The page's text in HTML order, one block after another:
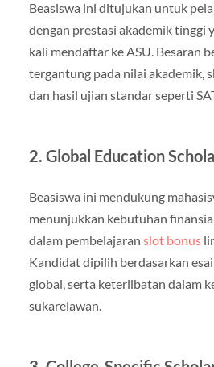
Beasiswa ini ditujukan untuk
dengan prestasi akademik tinggi
kali mendaftar ke ASU. Besaran
tergantung pada nilai akademik,
dan hasil ujian standar seperti
2. Global Education
Beasiswa ini mendukung
menunjukkan kebutuhan
dalam pembelajaran slot bonus
Kandidat dipilih berdasarkan
global, serta keterlibatan dalam
sukarelawan.